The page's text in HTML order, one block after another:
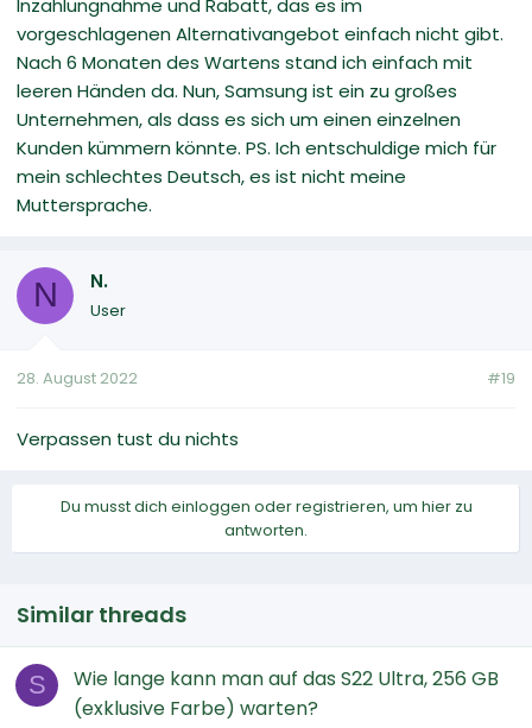
vorgeschlagenen Alternativangebot einfach nicht gibt.
Nach 6 Monaten des Wartens stand ich einfach mit
leeren Händen da. Nun, Samsung ist ein zu großes
Unternehmen, als dass es sich um einen einzelnen
Kunden kümmern könnte. PS. Ich entschuldige mich für
mein schlechtes Deutsch, es ist nicht meine
Muttersprache.
N N.
User
28. August 2022 #19
Verpassen tust du nichts
Du musst dich einloggen oder registrieren, um hier zu
antworten.
Similar threads
S
Wie lange kann man auf das S22 Ultra, 256 GB
(exklusive Farbe) warten?